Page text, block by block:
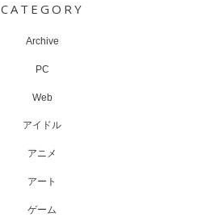
CATEGORY
Archive
PC
Web
アイドル
アニメ
アート
ゲーム